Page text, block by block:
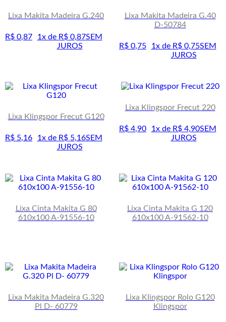
Lixa Makita Madeira G.240
R$ 0,87 1 x de R$ 0,87SEM
JUROS
Lixa Makita Madeira G.40
D-50784
R$ 0,75 1 x de R$ 0,75SEM
JUROS
Lixa Klingspor Frecut G120
R$ 5,16 1 x de R$ 5,16SEM
JUROS
Lixa Klingspor Frecut 220
R$ 4,90 1 x de R$ 4,90SEM
JUROS
Lixa Cinta Makita G 80
610x100 A-91556-10
Lixa Cinta Makita G 120
610x100 A-91562-10
Lixa Makita Madeira G.320
Pl D- 60779
Lixa Klingspor Rolo G120
Klingspor